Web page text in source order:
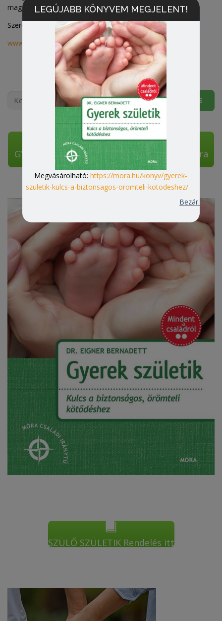
magadnak a saját válaszaidat.
Szeretettel:Bernadett dr.
www.kapcsolatszerviz.hu
Keresés:
GYEREK SZÜLETIK Megrendelhető ITT a Móra
Kiadónál
SZÜLŐ SZÜLETIK Rendelés itt
LEGÚJABB KÖNYVEM MEGJELENT!
Megvásárolható:https://mora.hu/konyv/gyerek-
szuletik-kulcs-a-biztonsagos-oromteli-kotodeshez/
Bezár.